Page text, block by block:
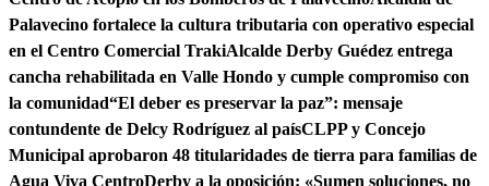
Palavecino fortalece la cultura tributaria con operativo especial
en el Centro Comercial TrakiAlcalde Derby Guédez entrega
cancha rehabilitada en Valle Hondo y cumple compromiso con
la comunidad“El deber es preservar la paz”: mensaje
contundente de Delcy Rodríguez al paísCLPP y Concejo
Municipal aprobaron 48 titularidades de tierra para familias de
Agua Viva CentroDerby a la oposición: «Sumen soluciones, no